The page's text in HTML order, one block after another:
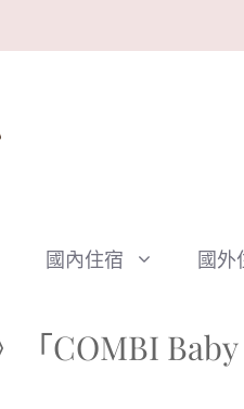
國內住宿 國外
「COMBI